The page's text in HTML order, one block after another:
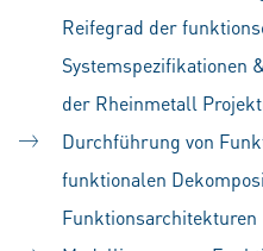
Reifegrad der
Systemspezifikationen
der Rheinmetall
Durchführung von
funktionalen
Funktionsarchitekturen